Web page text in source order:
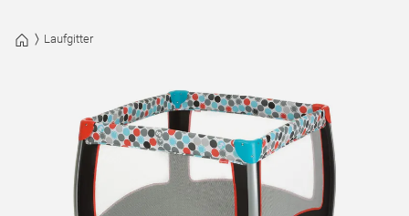
Laufgitter